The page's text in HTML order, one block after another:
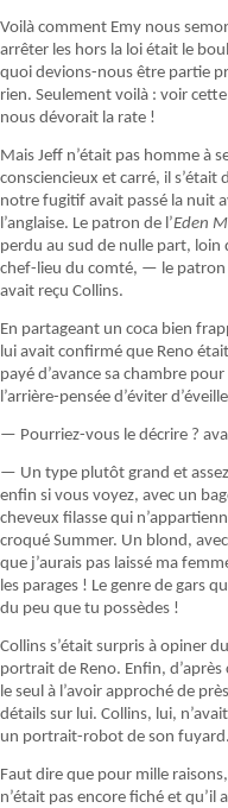
Voilà comment Emy nous
arrêter les hors la loi était le
quoi devions-nous être partie
rien. Seulement voilà : voir
nous dévorait la rate !
Mais Jeff n’était pas homme à
consciencieux et carré, il
notre fugitif avait passé la nuit
l’anglaise. Le patron de l’Eden
perdu au sud de nulle part, loin
chef-lieu du comté, — le patron
avait reçu Collins.
En partageant un coca bien
lui avait confirmé que Reno
payé d’avance sa chambre
l’arrière-pensée d’éviter
— Pourriez-vous le décrire ?
— Un type plutôt grand et
enfin si vous voyez, avec un
cheveux filasse qui
croqué Summer. Un blond,
que j’aurais pas laissé ma
les parages ! Le genre de gars
du peu que tu possèdes !
Collins s’était surpris à opiner
portrait de Reno. Enfin,
le seul à l’avoir approché de
détails sur lui. Collins, lui,
un portrait-robot de son fuyard.
Faut dire que pour mille
n’était pas encore fiché et qu’il